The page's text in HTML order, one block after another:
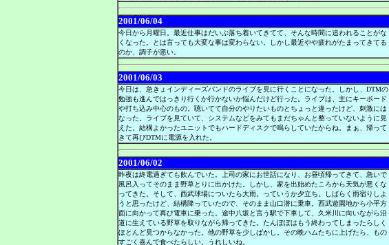
2001/06/04
今日から月曜日。最近仕事はだいぶ落ち着いてきてて、そんな時間に追われることがな
くなった。とは言っても大変な事は変わらない。しかし最近やや疲れがたまってきてる
のか、調子が悪い。
2001/06/03
今日は、急きょインディーズバンドのライブを見に行くことになった。しかし、DTMの
勉強も進んではっきり行くか行かないか悩んだけど行った。ライブは、主にキーボード
や打ち込み中心のもの。聴いてて自分のやりたいものとちょっと違ったけど、刺激には
なった。ライブを見ていて、システムなどをみてもまだちゃんと整っていないように見
えた。結構よかったユニットでもハードディスクで鳴らしていたからね。まぁ、帰って
きて再びDTMに電源を入れた。
2001/06/02
昨夜は終電過ぎても飲んでいた。上司の家にお世話になり、お昼頃帰ってきて、急いで
風呂入ってそのまま野草とりに出かけた。しかし、家を出始めたころから天気が悪くな
ってきた。そして、西武球場についたら大雨。っていうか夕立ち。しばらく雨宿りしよ
うと思ったけど、結構降っていたので、そのまま山口潜に乗車。西武遊園地から小平方
面に向かって再び電車に乗った。途中八坂と言う駅で下車して、久米川に向いながら沿
道に生えている野草を取りながら帰ってきた。たんぽぽはもう終わってしまったらしく
ほとんど見つからなかった。他の野草を少しばかし。その晩ハムたちに上げたら、もの
すごく喜んで食べたらしい。うれしいね。